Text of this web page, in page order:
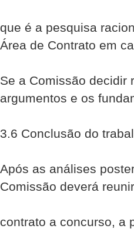
que é a pesquisa
Área de Contrato em
Se a Comissão decidir
argumentos e os
3.6 Conclusão do
Após as análises
Comissão deverá
contrato a concurso, a